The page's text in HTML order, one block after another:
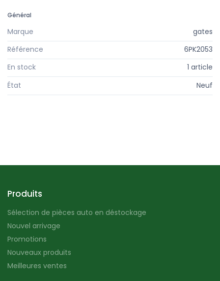
Général
Marque
gates
Référence
6PK2053
En stock
1 article
État
Neuf
Produits
Sélection de pièces auto en déstockage
Nouvel arrivage
Promotions
Nouveaux produits
Meilleures ventes